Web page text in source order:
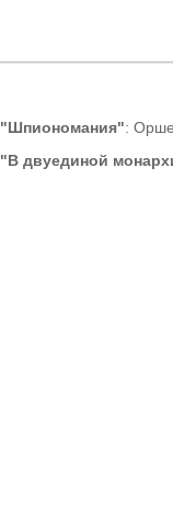
"Шпиономания":
"В двуединой